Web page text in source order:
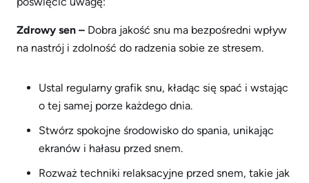
Zdrowy sen – Dobra jakość snu ma bezpośredni wpływ
na nastrój i zdolność do radzenia sobie ze stresem.
Ustal regularny grafik snu, kładąc się spać i wstając
o tej samej porze każdego dnia.
Stwórz spokojne środowisko do spania, unikając
ekranów i hałasu przed snem.
Rozważ techniki relaksacyjne przed snem, takie jak